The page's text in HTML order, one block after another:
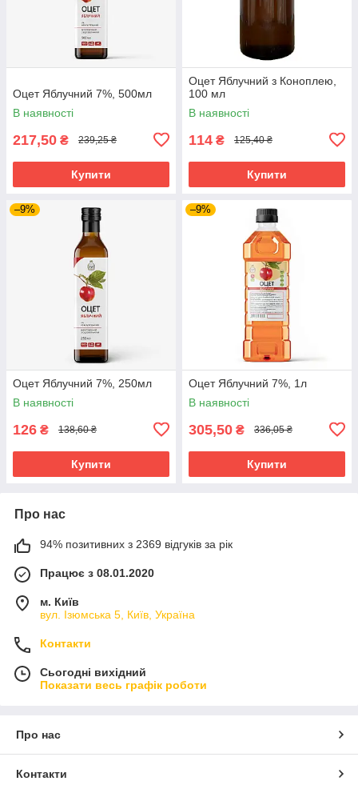
Оцет Яблучний 7%, 500мл
В наявності
217,50 ₴ 239,25 ₴
Купити
Оцет Яблучний з Коноплею,
100 мл
В наявності
114 ₴ 125,40 ₴
Купити
–9%
Оцет Яблучний 7%, 250мл
В наявності
126 ₴ 138,60 ₴
Купити
–9%
Оцет Яблучний 7%, 1л
В наявності
305,50 ₴ 336,05 ₴
Купити
Про нас
94% позитивних з 2369 відгуків за рік
Працює з 08.01.2020
м. Київ
вул. Ізюмська 5, Київ, Україна
Контакти
Сьогодні вихідний
Показати весь графік роботи
Про нас
Контакти